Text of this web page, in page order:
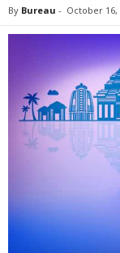
By Bureau - October 16,